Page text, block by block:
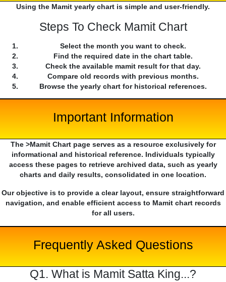
Using the Mamit yearly chart is simple and user-friendly.
Steps To Check Mamit Chart
Select the month you want to check.
Find the required date in the chart table.
Check the available mamit result for that day.
Compare old records with previous months.
Browse the yearly chart for historical references.
Important Information
The >Mamit Chart page serves as a resource exclusively for
informational and historical reference. Individuals typically
access these pages to retrieve archived data, such as yearly
charts and daily results, consolidated in one location.
Our objective is to provide a clear layout, ensure straightforward
navigation, and enable efficient access to Mamit chart records
for all users.
Frequently Asked Questions
Q1. What is Mamit Satta King...?